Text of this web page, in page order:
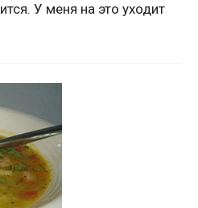
У меня на это уходит